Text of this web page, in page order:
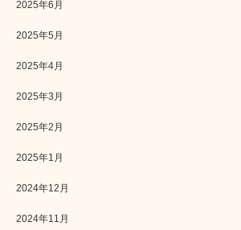
2025年6月
2025年5月
2025年4月
2025年3月
2025年2月
2025年1月
2024年12月
2024年11月